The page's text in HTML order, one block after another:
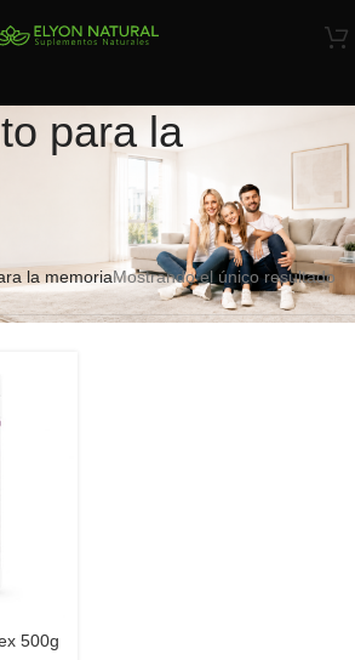
para la
la memoriaMostrando el único resultado
500g